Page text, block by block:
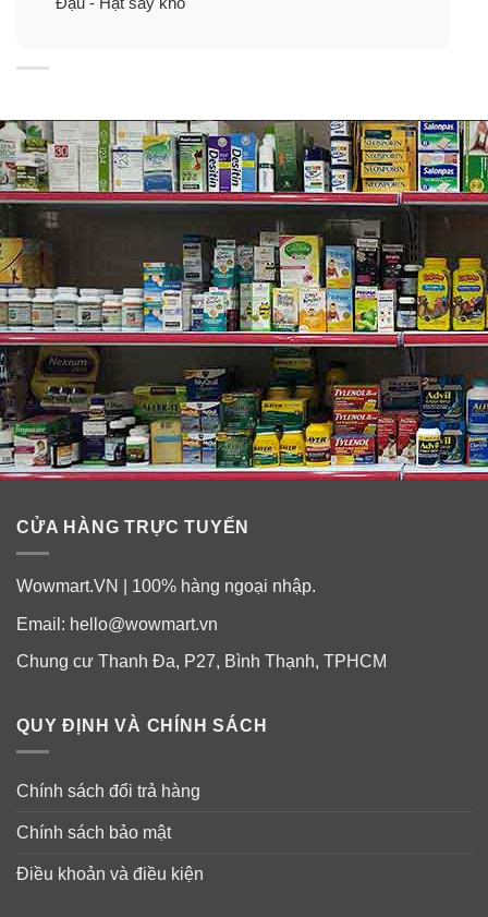
Nam việt quất sấy khô Member’s MarkCranberries
1,59kg của Mỹ lựa chọn những quả việt quất chín mọng,
nhưng không bị úng dập, đảm bảo chất lượng từ những
khu vườn hữu cơ tốt nhất nước Mỹ. Chúng được sấy
khô trên quy trình hiện đại, đạt tiêu chuẩn nghiêm ngặt
về an toàn, không chứa gluten, không chứa chất béo,
chất bảo quản độc hại.
Nam việt quất sấy khô Member’s MarkCranberries
1,59kg của Mỹ còn độ ẩm tương đối, ăn rất ngon, vị ngọt
hơi chua, kích thích vô cùng, bên cạnh đó, còn bổ sung
vitamin và chất khoáng dồi dào cho cơ thể.
Sản phẩm được đóng túi zip 1,59kg, thích hợp làm quà
tuyệt vời.
CỬA HÀNG TRỰC TUYẾN
Wowmart.VN | 100% hàng ngoại nhập.
Email: hello@wowmart.vn
Chung cư Thanh Đa, P27, Bình Thạnh, TPHCM
QUY ĐỊNH VÀ CHÍNH SÁCH
Chính sách đổi trả hàng
Chính sách bảo mật
Điều khoản và điều kiện